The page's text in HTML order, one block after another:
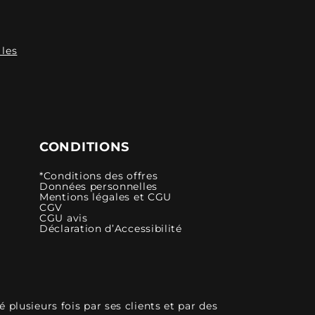
CONDITIONS
*Conditions des offres
Données personnelles
Mentions légales et CGU
CGV
CGU avis
Déclaration d’Accessibilité
plusieurs fois par ses clients et par des